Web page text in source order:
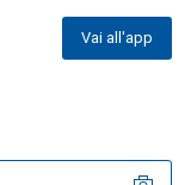
Vai all'app